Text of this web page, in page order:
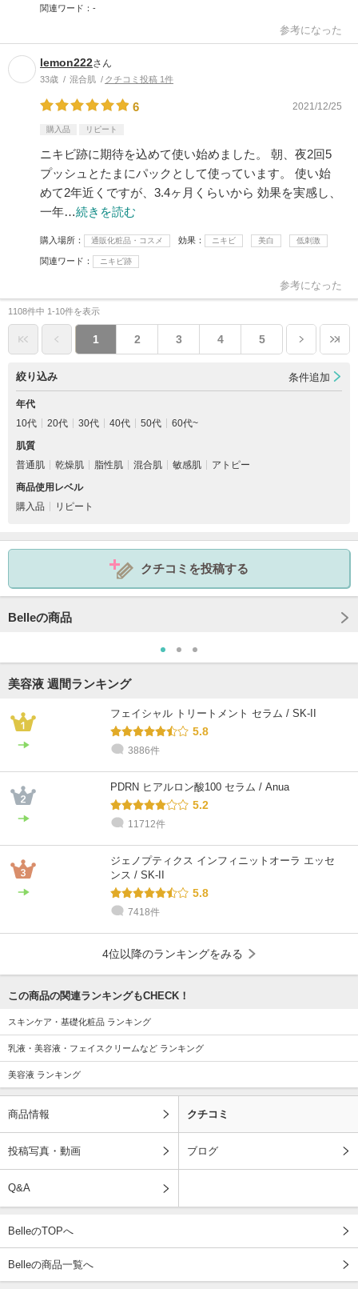
関連ワード -
参考になった
lemon222さん
33歳 混合肌 クチコミ投稿 1件
6 2021/12/25
購入品 リピート
ニキビ跡に期待を込めて使い始めました。 朝、夜2回5
プッシュとたまにパックとして使っています。 使い始
めて2年近くですが、3.4ヶ月くらいから 効果を実感し、
一年…続きを読む
購入場所 通販化粧品・コスメ 効果 ニキビ 美白 低刺激
関連ワード ニキビ跡
参考になった
1108件中 1-10件を表示
1 2 3 4 5
絞り込み 条件追加
年代
10代
20代 30代 40代 50代
60代~
肌質
普通肌
乾燥肌 脂性肌 混合肌 敏感肌
アトピー
商品使用レベル
購入品
リピート
クチコミを投稿する
Belleの商品
美容液 週間ランキング
フェイシャル トリートメント セラム / SK-II
5.8
3886件
PDRN ヒアルロン酸100 セラム / Anua
5.2
11712件
ジェノプティクス インフィニットオーラ エッセ
ンス / SK-II
5.8
7418件
4位以降のランキングをみる
この商品の関連ランキングもCHECK！
スキンケア・基礎化粧品 ランキング
乳液・美容液・フェイスクリームなど ランキング
美容液 ランキング
商品情報 クチコミ
投稿写真・動画 ブログ
Q&A
BelleのTOPへ
Belleの商品一覧へ